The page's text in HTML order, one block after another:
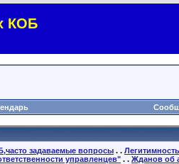
КОБ
задаваемые вопросы . .
управленцев" . . Жданов об